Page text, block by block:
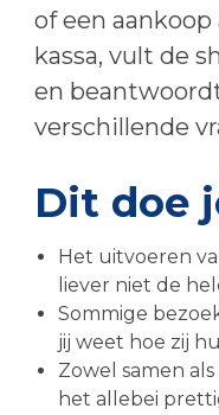
of een
kassa, vult de
en
verschillende
Dit doe
Het uitvoeren
liever niet de
Sommige
jij weet hoe zij
Zowel samen
het allebei